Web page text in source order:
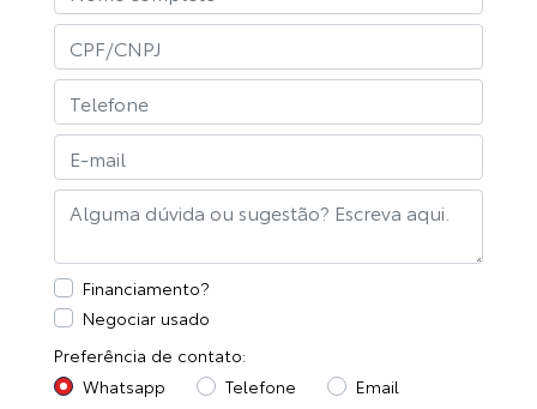
Financiamento?
Negociar usado
Preferência de contato:
Whatsapp
Telefone Email